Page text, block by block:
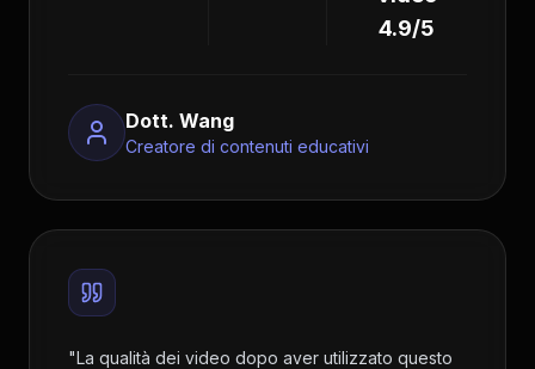
4.9/5
Dott. Wang
Creatore di contenuti educativi
"La qualità dei video dopo aver utilizzato questo